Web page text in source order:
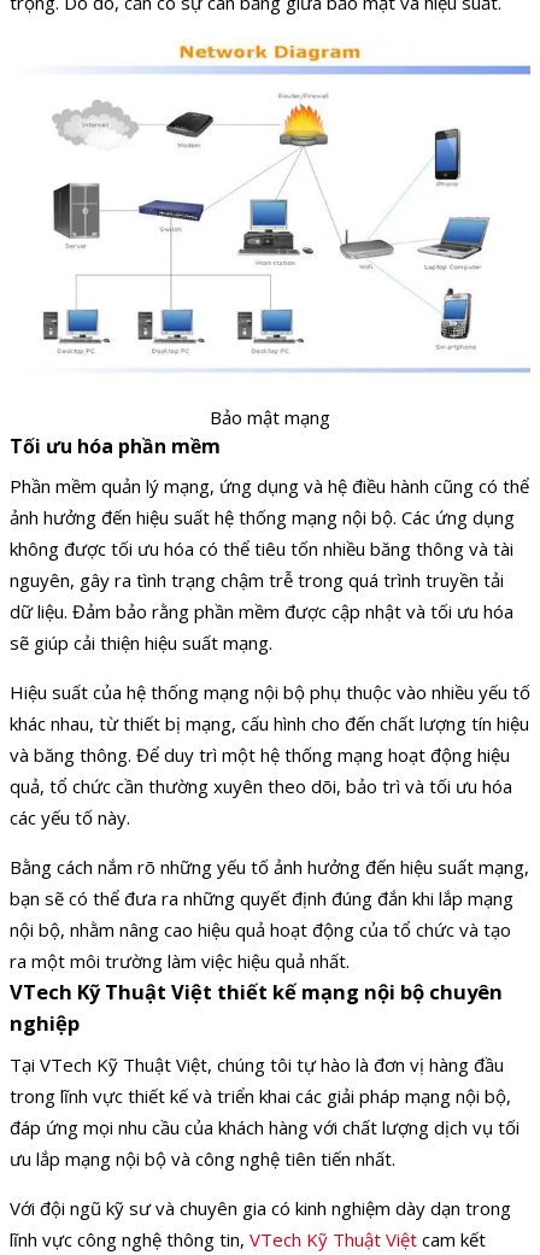
Bảo mật mạng
Tối ưu hóa phần mềm
Phần mềm quản lý mạng, ứng dụng và hệ điều hành cũng có thể
ảnh hưởng đến hiệu suất hệ thống mạng nội bộ. Các ứng dụng
không được tối ưu hóa có thể tiêu tốn nhiều băng thông và tài
nguyên, gây ra tình trạng chậm trễ trong quá trình truyền tải
dữ liệu. Đảm bảo rằng phần mềm được cập nhật và tối ưu hóa
sẽ giúp cải thiện hiệu suất mạng.
Hiệu suất của hệ thống mạng nội bộ phụ thuộc vào nhiều yếu tố
khác nhau, từ thiết bị mạng, cấu hình cho đến chất lượng tín hiệu
và băng thông. Để duy trì một hệ thống mạng hoạt động hiệu
quả, tổ chức cần thường xuyên theo dõi, bảo trì và tối ưu hóa
các yếu tố này.
Bằng cách nắm rõ những yếu tố ảnh hưởng đến hiệu suất mạng,
bạn sẽ có thể đưa ra những quyết định đúng đắn khi lắp mạng
nội bộ, nhằm nâng cao hiệu quả hoạt động của tổ chức và tạo
ra một môi trường làm việc hiệu quả nhất.
VTech Kỹ Thuật Việt thiết kế mạng nội bộ chuyên
nghiệp
Tại VTech Kỹ Thuật Việt, chúng tôi tự hào là đơn vị hàng đầu
trong lĩnh vực thiết kế và triển khai các giải pháp mạng nội bộ,
đáp ứng mọi nhu cầu của khách hàng với chất lượng dịch vụ tối
ưu lắp mạng nội bộ và công nghệ tiên tiến nhất.
Với đội ngũ kỹ sư và chuyên gia có kinh nghiệm dày dạn trong
lĩnh vực công nghệ thông tin, VTech Kỹ Thuật Việt cam kết